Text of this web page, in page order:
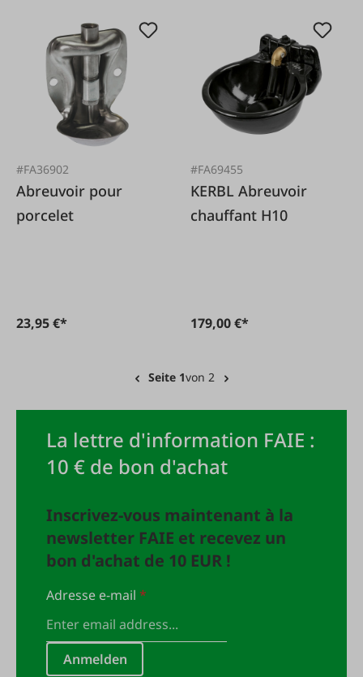
#FA36902
Abreuvoir pour
porcelet
23,95 €*
#FA69455
KERBL Abreuvoir
chauffant H10
179,00 €*
Seite 1von 2
La lettre d'information FAIE :
10 € de bon d'achat
Inscrivez-vous maintenant à la
newsletter FAIE et recevez un
bon d'achat de 10 EUR !
Adresse e-mail*
Anmelden